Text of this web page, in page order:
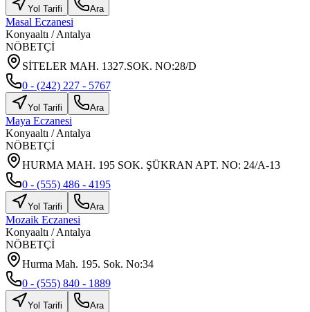
Yol Tarifi Ara
Masal Eczanesi
Konyaaltı /Antalya
NÖBETÇİ
SİTELER MAH. 1327.SOK. NO:28/D
0 - (242) 227 - 5767
Yol Tarifi Ara
Maya Eczanesi
Konyaaltı /Antalya
NÖBETÇİ
HURMA MAH. 195 SOK. ŞÜKRAN APT. NO: 24/A-13
0 - (555) 486 - 4195
Yol Tarifi Ara
Mozaik Eczanesi
Konyaaltı /Antalya
NÖBETÇİ
Hurma Mah. 195. Sok. No:34
0 - (555) 840 - 1889
Yol Tarifi Ara